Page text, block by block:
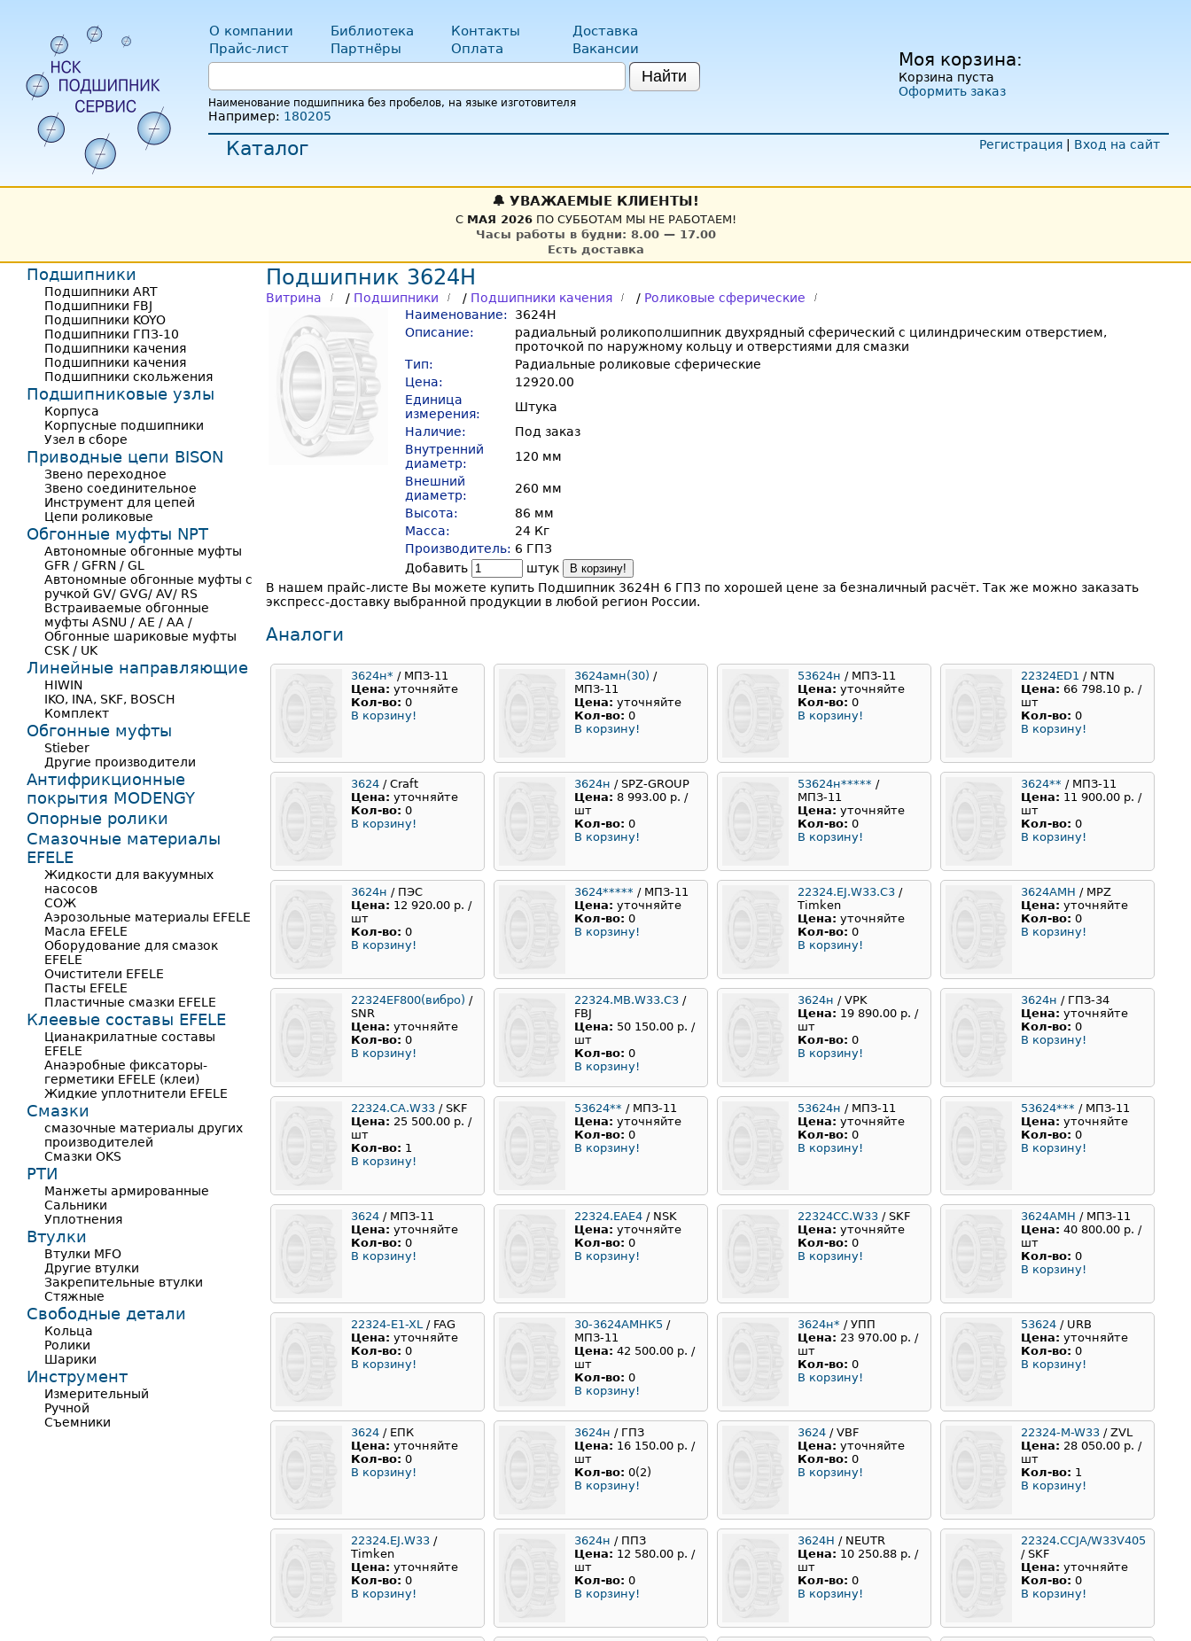
Моя корзина:
Корзина пуста
Оформить заказ
О компании Библиотека Контакты
Доставка
Прайс-лист
Партнёры Оплата Вакансии
Найти
Наименование подшипника без пробелов, на языке изготовителя
Например: 180205
Регистрация
Вход на сайт
Каталог
🔔 УВАЖАЕМЫЕ КЛИЕНТЫ!
С МАЯ 2026ПО СУББОТАМ МЫ НЕ РАБОТАЕМ!
Часы работы в будни: 8.00 — 17.00
Есть доставка
Подшипник 3624H
Витрина / Подшипники / Подшипники качения / Роликовые сферические
Наименование:
3624H
Описание:
радиальный роликополшипник двухрядный сферический с цилиндрическим отверстием,
проточкой по наружному кольцу и отверстиями для смазки
Тип:
Радиальные роликовые сферические
Цена:
12920.00
Единица
измерения:
Штука
Наличие:
Под заказ
Внутренний
диаметр:
120 мм
Внешний
диаметр:
260 мм
Высота:
86 мм
Масса:
24 Кг
Производитель: 6 ГПЗ
Добавить
штук В корзину!
В нашем прайс-листе Вы можете купить Подшипник 3624H 6 ГПЗ по хорошей цене за безналичный расчёт. Так же можно заказать
экспресс-доставку выбранной продукции в любой регион России.
Аналоги
3624н* / МПЗ-11
Цена: уточняйте
Кол-во: 0
В корзину!
3624амн(30) /
МПЗ-11
Цена: уточняйте
Кол-во: 0
В корзину!
53624н / МПЗ-11
Цена: уточняйте
Кол-во: 0
В корзину!
22324ED1 / NTN
Цена: 66 798.10 р. /
шт
Кол-во: 0
В корзину!
3624 / Craft
Цена: уточняйте
Кол-во: 0
В корзину!
3624н / SPZ-GROUP
Цена: 8 993.00 р. /
шт
Кол-во: 0
В корзину!
53624н***** /
МПЗ-11
Цена: уточняйте
Кол-во: 0
В корзину!
3624** / МПЗ-11
Цена: 11 900.00 р. /
шт
Кол-во: 0
В корзину!
3624н / ПЭС
Цена: 12 920.00 р. /
шт
Кол-во: 0
В корзину!
3624***** / МПЗ-11
Цена: уточняйте
Кол-во: 0
В корзину!
22324.EJ.W33.C3 /
Timken
Цена: уточняйте
Кол-во: 0
В корзину!
3624АМН / MPZ
Цена: уточняйте
Кол-во: 0
В корзину!
22324EF800(вибро) /
SNR
Цена: уточняйте
Кол-во: 0
В корзину!
22324.MB.W33.C3 /
FBJ
Цена: 50 150.00 р. /
шт
Кол-во: 0
В корзину!
3624н / VPK
Цена: 19 890.00 р. /
шт
Кол-во: 0
В корзину!
3624н / ГПЗ-34
Цена: уточняйте
Кол-во: 0
В корзину!
22324.CA.W33 / SKF
Цена: 25 500.00 р. /
шт
Кол-во: 1
В корзину!
53624** / МПЗ-11
Цена: уточняйте
Кол-во: 0
В корзину!
53624н / МПЗ-11
Цена: уточняйте
Кол-во: 0
В корзину!
53624*** / МПЗ-11
Цена: уточняйте
Кол-во: 0
В корзину!
3624 / МПЗ-11
Цена: уточняйте
Кол-во: 0
В корзину!
22324.EAE4 / NSK
Цена: уточняйте
Кол-во: 0
В корзину!
22324СС.W33 / SKF
Цена: уточняйте
Кол-во: 0
В корзину!
3624АМН / МПЗ-11
Цена: 40 800.00 р. /
шт
Кол-во: 0
В корзину!
22324-E1-XL/ FAG
Цена: уточняйте
Кол-во: 0
В корзину!
30-3624АМНК5 /
МПЗ-11
Цена: 42 500.00 р. /
шт
Кол-во: 0
В корзину!
3624н* / УПП
Цена: 23 970.00 р. /
шт
Кол-во: 0
В корзину!
53624 / URB
Цена: уточняйте
Кол-во: 0
В корзину!
3624 / ЕПК
Цена: уточняйте
Кол-во: 0
В корзину!
3624н / ГПЗ
Цена: 16 150.00 р. /
шт
Кол-во: 0(2)
В корзину!
3624 / VBF
Цена: уточняйте
Кол-во: 0
В корзину!
22324-M-W33 / ZVL
Цена: 28 050.00 р. /
шт
Кол-во: 1
В корзину!
22324.EJ.W33 /
Timken
Цена: уточняйте
Кол-во: 0
В корзину!
3624н / ППЗ
Цена: 12 580.00 р. /
шт
Кол-во: 0
В корзину!
3624Н / NEUTR
Цена: 10 250.88 р. /
шт
Кол-во: 0
В корзину!
22324.CCJA/W33V405
/ SKF
Цена: уточняйте
Кол-во: 0
В корзину!
Подшипники
Подшипники ART
Подшипники FBJ
Подшипники KOYO
Подшипники ГПЗ-10
Подшипники качения
Подшипники качения
Подшипники скольжения
Подшипниковые узлы
Корпуса
Корпусные подшипники
Узел в сборе
Приводные цепи BISON
Звено переходное
Звено соединительное
Инструмент для цепей
Цепи роликовые
Обгонные муфты NPT
Автономные обгонные муфты
GFR / GFRN / GL
Автономные обгонные муфты с
ручкой GV/ GVG/ AV/ RS
Встраиваемые обгонные
муфты ASNU / AE / AA /
Обгонные шариковые муфты
CSK / UK
Линейные направляющие
HIWIN
IKO, INA, SKF, BOSCH
Комплект
Обгонные муфты
Stieber
Другие производители
Антифрикционные
покрытия MODENGY
Опорные ролики
Смазочные материалы
EFELE
Жидкости для вакуумных
насосов
СОЖ
Аэрозольные материалы EFELE
Масла EFELE
Оборудование для смазок
EFELE
Очистители EFELE
Пасты EFELE
Пластичные смазки EFELE
Клеевые составы EFELE
Цианакрилатные составы
EFELE
Анаэробные фиксаторы-
герметики EFELE (клеи)
Жидкие уплотнители EFELE
Смазки
смазочные материалы других
производителей
Смазки OKS
РТИ
Манжеты армированные
Сальники
Уплотнения
Втулки
Втулки MFO
Другие втулки
Закрепительные втулки
Стяжные
Свободные детали
Кольца
Ролики
Шарики
Инструмент
Измерительный
Ручной
Съемники